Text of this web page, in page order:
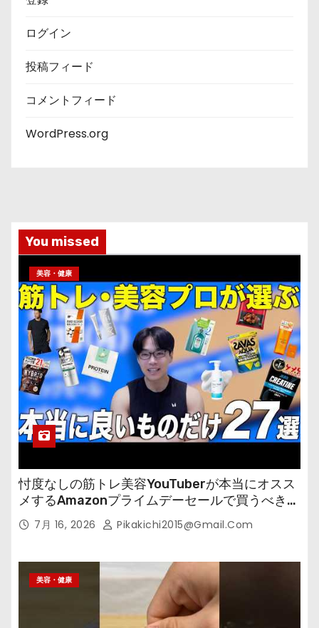
ログイン
投稿フィード
コメントフィード
WordPress.org
You missed
美容・健康
忖度なしの筋トレ美容YouTuberが本当にオスス
メするAmazonプライムデーセールで買うべきも
の 7月 16, 2026 Pikakichi2015@gmail.com
美容・健康